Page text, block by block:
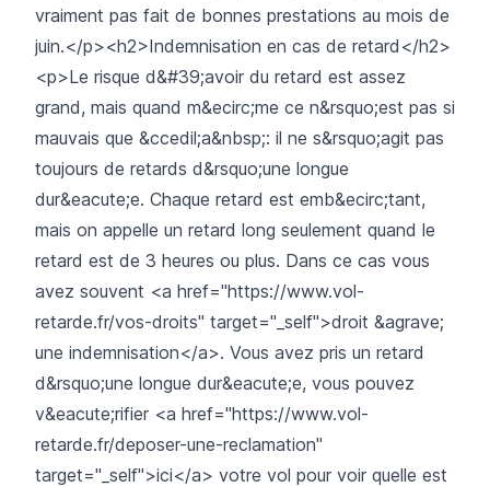
vraiment pas fait de bonnes prestations au mois de
juin.</p><h2>Indemnisation en cas de retard</h2>
<p>Le risque d&#39;avoir du retard est assez
grand, mais quand m&ecirc;me ce n&rsquo;est pas si
mauvais que &ccedil;a&nbsp;: il ne s&rsquo;agit pas
toujours de retards d&rsquo;une longue
dur&eacute;e. Chaque retard est emb&ecirc;tant,
mais on appelle un retard long seulement quand le
retard est de 3 heures ou plus. Dans ce cas vous
avez souvent <a href="https://www.vol-
retarde.fr/vos-droits" target="_self">droit &agrave;
une indemnisation</a>. Vous avez pris un retard
d&rsquo;une longue dur&eacute;e, vous pouvez
v&eacute;rifier <a href="https://www.vol-
retarde.fr/deposer-une-reclamation"
target="_self">ici</a> votre vol pour voir quelle est